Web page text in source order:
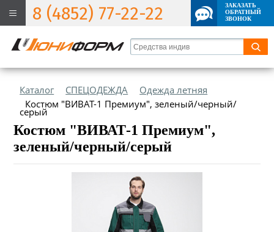
8 (4852) 77-22-22
ЗАКАЗАТЬ
ОБРАТНЫЙ
ЗВОНОК
Каталог СПЕЦОДЕЖДА
Одежда летняя
Костюм "ВИВАТ-1 Премиум", зеленый/черный/
серый
Костюм "ВИВАТ-1 Премиум",
зеленый/черный/серый